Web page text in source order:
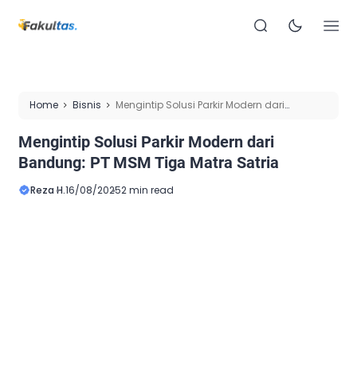
Home Bisnis
Mengintip Solusi Parkir Modern dari
Mengintip Solusi Parkir Modern dari
Bandung: PT MSM Tiga Matra Satria
Reza H.16/08/20252 min read